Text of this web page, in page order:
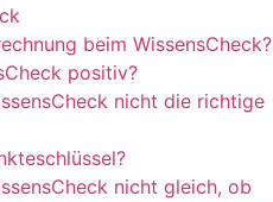
beim WissensCheck?
positiv?
nicht die richtige
nicht gleich, ob